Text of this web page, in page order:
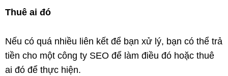
Thuê ai đó
Nếu có quá nhiều liên kết để bạn xử lý, bạn có thể trả
tiền cho một công ty SEO để làm điều đó hoặc thuê
ai đó để thực hiện.